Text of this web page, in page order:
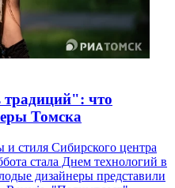
что
Томска
и стиля Сибирского центра
стала Днем технологий в
дизайнеры представили